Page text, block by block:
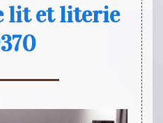
lit et literie